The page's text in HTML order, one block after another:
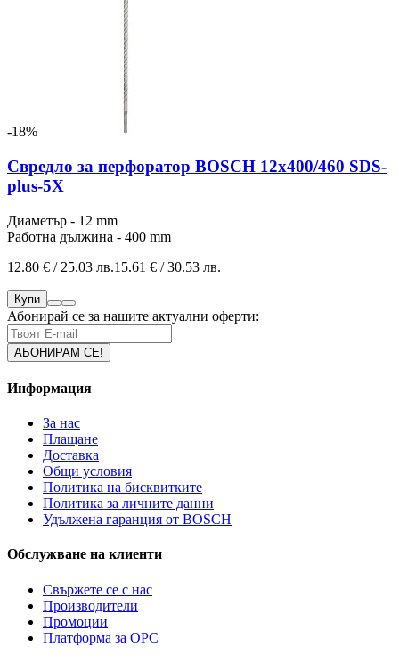
-18%
Свредло за перфоратор BOSCH 12x400/460 SDS-
plus-5Х
Диаметър - 12 mm
Работна дължина - 400 mm
12.80 € / 25.03 лв.15.61 € / 30.53 лв.
Купи
Абонирай се за нашите актуални оферти:
Информация
За нас
Плащане
Доставка
Общи условия
Политика на бисквитките
Политика за личните данни
Удължена гаранция от BOSCH
Обслужване на клиенти
Свържете се с нас
Производители
Промоции
Платформа за ОРС